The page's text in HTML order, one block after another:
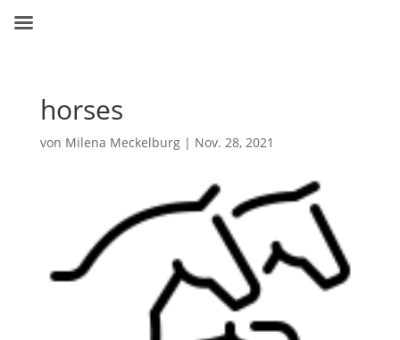
horses
von Milena Meckelburg| Nov. 28, 2021